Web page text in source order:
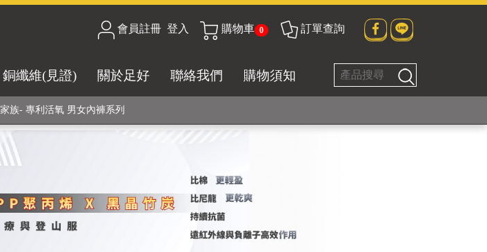
會員註冊 登入 購物車 0 訂單查詢
銅纖維(見證) 關於足好 聯絡我們 購物須知
維 (登山服、醫療級高性能纖維素材), 機能貼身衣物No. 1
能量護膝! 支撐. 包覆感. 超透氣. 循環好
族- 專利活氧 男女內褲系列